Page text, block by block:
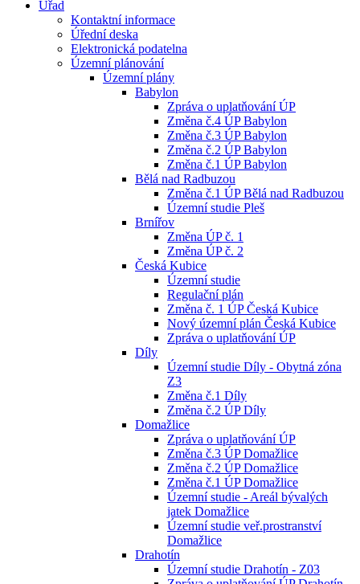
Úřad
Kontaktní informace
Úřední deska
Elektronická podatelna
Územní plánování
Územní plány
Babylon
Zpráva o uplatňování ÚP
Změna č.4 ÚP Babylon
Změna č.3 ÚP Babylon
Změna č.2 ÚP Babylon
Změna č.1 ÚP Babylon
Bělá nad Radbuzou
Změna č.1 ÚP Bělá nad Radbuzou
Územní studie Pleš
Brnířov
Změna ÚP č. 1
Změna ÚP č. 2
Česká Kubice
Územní studie
Regulační plán
Změna č. 1 ÚP Česká Kubice
Nový územní plán Česká Kubice
Zpráva o uplatňování ÚP
Díly
Územní studie Díly - Obytná zóna
Z3
Změna č.1 Díly
Změna č.2 ÚP Díly
Domažlice
Zpráva o uplatňování ÚP
Změna č.3 ÚP Domažlice
Změna č.2 ÚP Domažlice
Změna č.1 ÚP Domažlice
Územní studie - Areál bývalých
jatek Domažlice
Územní studie veř.prostranství
Domažlice
Drahotín
Územní studie Drahotín - Z03